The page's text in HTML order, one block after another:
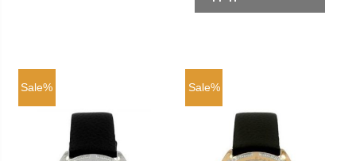
830 ₴.
481 ₴.
Sale% Sale%